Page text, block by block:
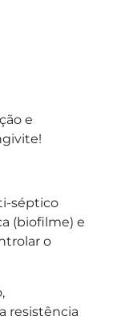
e
séptico
(biofilme) e
o
resistência